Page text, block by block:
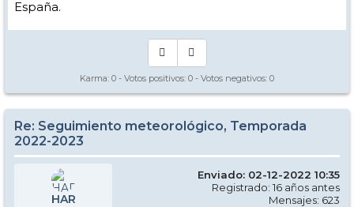
España.
Karma: 0 - Votos positivos: 0 - Votos negativos: 0
Re: Seguimiento meteorológico, Temporada
2022-2023
HAR
Enviado: 02-12-2022 10:35
Registrado: 16 años antes
Mensajes: 623